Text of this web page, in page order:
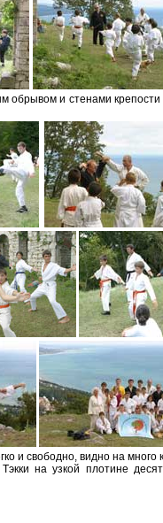
и стенами крепости
и свободно, видно на много
на узкой плотине